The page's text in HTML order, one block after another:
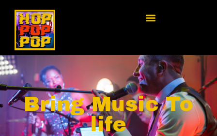
Bring Music To
life